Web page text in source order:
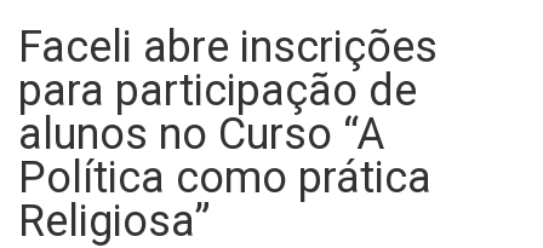
Faceli abre inscrições
para participação de
alunos no Curso “A
Política como prática
Religiosa”